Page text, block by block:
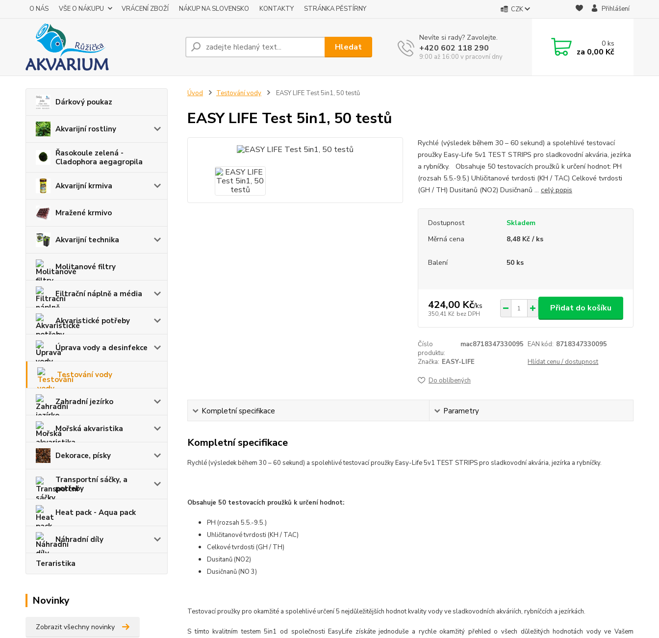
O NÁS VŠE O NÁKUPU VRÁCENÍ ZBOŽÍ NÁKUP NA SLOVENSKO KONTAKTY STRÁNKA PĚSTÍRNY CZK Přihlášení
Hledat
Nevíte si rady? Zavolejte.
+420 602 118 290
9:00 až 16:00 v pracovní dny
0ks
za 0,00 Kč
Dárkový poukaz
Akvarijní rostliny
Řasokoule zelená -
Cladophora aegagropila
Akvarijní krmiva
Mražené krmivo
Akvarijní technika
Molitanové filtry
Filtrační náplně a média
Akvaristické potřeby
Úprava vody a desinfekce
Testování vody
Zahradní jezírko
Mořská akvaristika
Dekorace, písky
Transportní sáčky, a
potřeby
Heat pack - Aqua pack
Náhradní díly
Teraristika
Novinky
Zobrazit všechny novinky
Úvod Testování vody EASY LIFE Test 5in1, 50 testů
EASY LIFE Test 5in1, 50 testů
Rychlé (výsledek během 30 – 60 sekund) a spolehlivé testovací
proužky Easy-Life 5v1 TEST STRIPS pro sladkovodní akvária, jezírka
a rybníčky. Obsahuje 50 testovacích proužků k určení hodnot: PH
(rozsah 5.5.-9.5.) Uhličitanové tvrdosti (KH / TAC) Celkové tvrdosti
(GH / TH) Dusitanů (NO2) Dusičnanů ... celý popis
Dostupnost
Skladem
Měrná cena
8,48 Kč / ks
Balení 50 ks
424,00 Kč/ks
350,41 Kč bez DPH
Přidat do košíku
Číslo
produktu:
mac8718347330095 EAN kód: 8718347330095
Značka: EASY-LIFE Hlídat cenu / dostupnost
Do oblíbených
Kompletní specifikace Parametry
Kompletní specifikace
Rychlé (výsledek během 30 – 60 sekund) a spolehlivé testovací proužky Easy-Life5v1 TEST STRIPS pro sladkovodní akvária, jezírka a rybníčky.
Obsahuje 50 testovacích proužků k určení hodnot:
PH (rozsah 5.5.-9.5.)
Uhličitanové tvrdosti (KH / TAC)
Celkové tvrdosti (GH / TH)
Dusitanů (NO2)
Dusičnanů (NO 3)
Testovací proužky pro okamžité a spolehlivé určení 5 nejdůležitějších hodnot kvality vody ve sladkovodních akváriích, rybníčcích a jezírkách.
S tímto kvalitním testem 5in1 od společnosti EasyLife získáte jednoduše a rychle okamžitý přehled o všech důležitých hodnotách vody ve Vašem